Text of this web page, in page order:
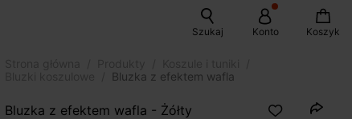
Szukaj Konto Koszyk
Bluzka z efektem wafla
Bluzka z efektem wafla - Żółty